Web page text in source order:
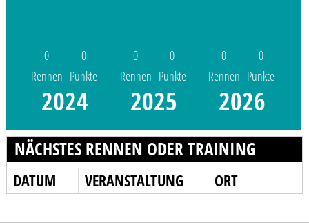
0
Rennen
0
Punkte
2024
0
Rennen
0
Punkte
2025
0
Rennen
0
Punkte
2026
NÄCHSTES RENNEN ODER TRAINING
DATUM VERANSTALTUNG ORT